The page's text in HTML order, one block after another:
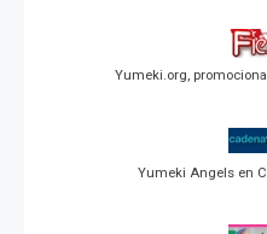
Yumeki.org,
Yumeki Angels en